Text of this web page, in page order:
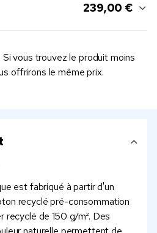
239,00 €
Si vous trouvez le produit moins
offrirons le même prix.
est fabriqué à partir d'un
recyclé pré-consommation
de 150 g/m². Des